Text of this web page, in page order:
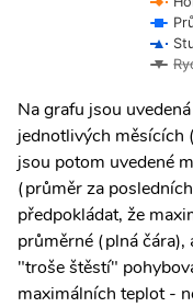
Na grafu jsou
jednotlivých měsících
jsou potom uvedené
(průměr za
předpokládat, že
průměrné (plná čára),
"troše štěstí"
maximálních teplot -